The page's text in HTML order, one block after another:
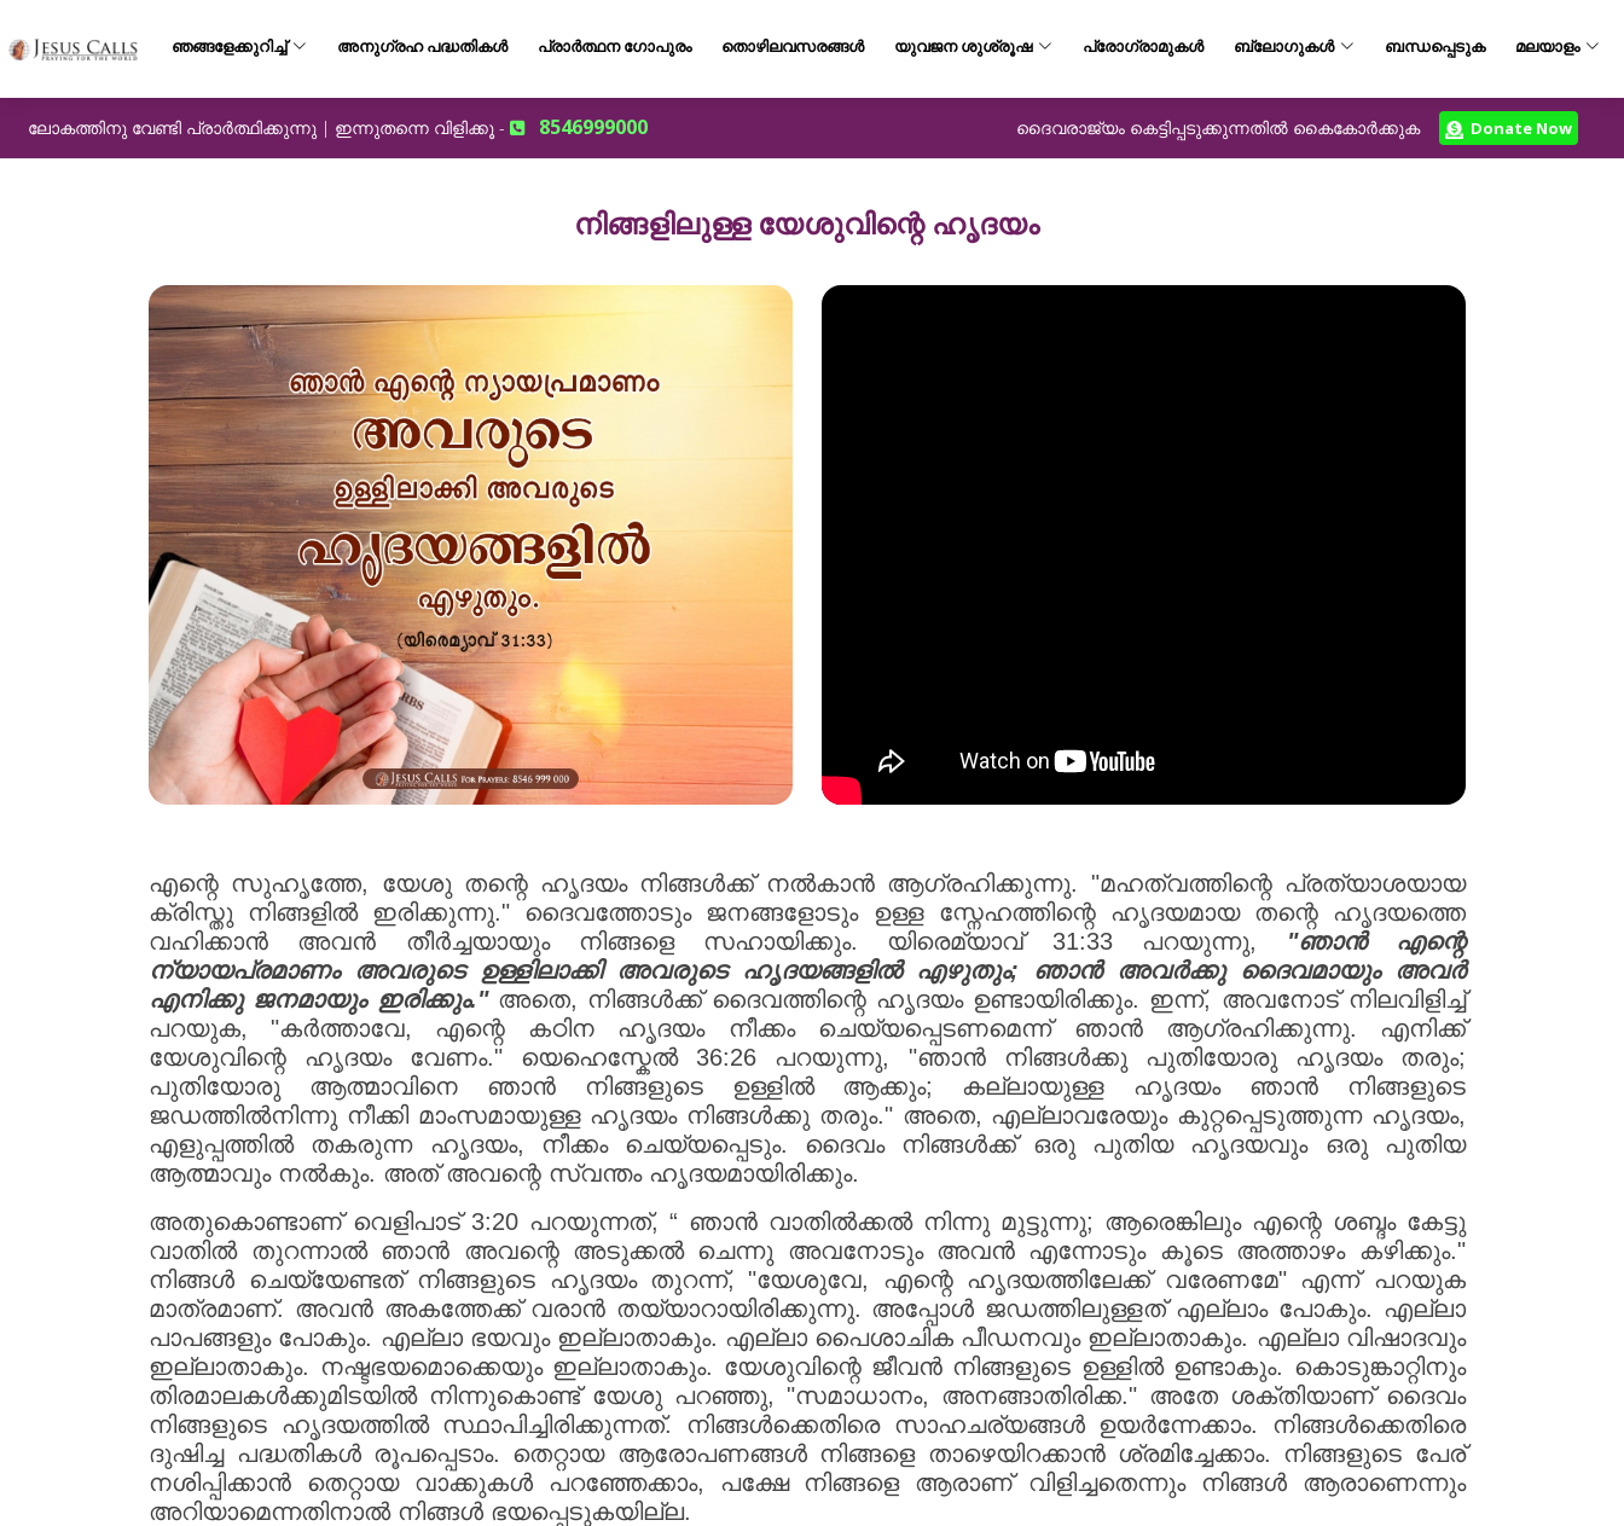
ഞങ്ങളേക്കുറിച്ച് അനുഗ്രഹ പദ്ധതികൾ പ്രാർത്ഥന ഗോപുരം തൊഴിലവസരങ്ങൾ യുവജന ശുശ്രൂഷ പ്രോഗ്രാമുകൾ ബ്ലോഗുകൾ ബന്ധപ്പെടുക മലയാളം
ലോകത്തിനു വേണ്ടി പ്രാർത്ഥിക്കുന്നു | ഇന്നുതന്നെ വിളിക്കൂ - 8546999000 ദൈവരാജ്യം കെട്ടിപ്പടുക്കുന്നതിൽ കൈകോർക്കുക Donate Now
നിങ്ങളിലുള്ള യേശുവിന്റെ ഹൃദയം
എന്റെ സുഹൃത്തേ, യേശു തന്റെ ഹൃദയം നിങ്ങൾക്ക് നൽകാൻ ആഗ്രഹിക്കുന്നു. "മഹത്വത്തിന്റെ പ്രത്യാശയായ
ക്രിസ്തു നിങ്ങളിൽ ഇരിക്കുന്നു." ദൈവത്തോടും ജനങ്ങളോടും ഉള്ള സ്നേഹത്തിന്റെ ഹൃദയമായ തന്റെ ഹൃദയത്തെ
വഹിക്കാൻ അവൻ തീർച്ചയായും നിങ്ങളെ സഹായിക്കും. യിരെമ്യാവ് 31:33 പറയുന്നു,
"ഞാൻ എന്റെ
ന്യായപ്രമാണം അവരുടെ ഉള്ളിലാക്കി അവരുടെ ഹൃദയങ്ങളിൽ എഴുതും; ഞാൻ അവർക്കു ദൈവമായും അവർ
എനിക്കു ജനമായും ഇരിക്കും."അതെ, നിങ്ങൾക്ക് ദൈവത്തിന്റെ ഹൃദയം ഉണ്ടായിരിക്കും. ഇന്ന്, അവനോട് നിലവിളിച്ച്
പറയുക, "കർത്താവേ, എന്റെ കഠിന ഹൃദയം നീക്കം ചെയ്യപ്പെടണമെന്ന് ഞാൻ ആഗ്രഹിക്കുന്നു. എനിക്ക്
യേശുവിന്റെ ഹൃദയം വേണം." യെഹെസ്കേൽ 36:26 പറയുന്നു, "ഞാൻ നിങ്ങൾക്കു പുതിയോരു ഹൃദയം തരും;
പുതിയോരു ആത്മാവിനെ ഞാൻ നിങ്ങളുടെ ഉള്ളിൽ ആക്കും; കല്ലായുള്ള ഹൃദയം ഞാൻ നിങ്ങളുടെ
ജഡത്തിൽനിന്നു നീക്കി മാംസമായുള്ള ഹൃദയം നിങ്ങൾക്കു തരും." അതെ, എല്ലാവരേയും കുറ്റപ്പെടുത്തുന്ന ഹൃദയം,
എളുപ്പത്തിൽ തകരുന്ന ഹൃദയം, നീക്കം ചെയ്യപ്പെടും. ദൈവം നിങ്ങൾക്ക് ഒരു പുതിയ ഹൃദയവും ഒരു പുതിയ
ആത്മാവും നൽകും. അത് അവന്റെ സ്വന്തം ഹൃദയമായിരിക്കും.
അതുകൊണ്ടാണ് വെളിപാട് 3:20 പറയുന്നത്, “ ഞാൻ വാതിൽക്കൽ നിന്നു മുട്ടുന്നു; ആരെങ്കിലും എന്റെ ശബ്ദം കേട്ടു
വാതിൽ തുറന്നാൽ ഞാൻ അവന്റെ അടുക്കൽ ചെന്നു അവനോടും അവൻ എന്നോടും കൂടെ അത്താഴം കഴിക്കും."
നിങ്ങൾ ചെയ്യേണ്ടത് നിങ്ങളുടെ ഹൃദയം തുറന്ന്, "യേശുവേ, എന്റെ ഹൃദയത്തിലേക്ക് വരേണമേ" എന്ന് പറയുക
മാത്രമാണ്. അവൻ അകത്തേക്ക് വരാൻ തയ്യാറായിരിക്കുന്നു. അപ്പോൾ ജഡത്തിലുള്ളത് എല്ലാം പോകും. എല്ലാ
പാപങ്ങളും പോകും. എല്ലാ ഭയവും ഇല്ലാതാകും. എല്ലാ പൈശാചിക പീഡനവും ഇല്ലാതാകും. എല്ലാ വിഷാദവും
ഇല്ലാതാകും. നഷ്ടഭയമൊക്കെയും ഇല്ലാതാകും. യേശുവിന്റെ ജീവൻ നിങ്ങളുടെ ഉള്ളിൽ ഉണ്ടാകും. കൊടുങ്കാറ്റിനും
തിരമാലകൾക്കുമിടയിൽ നിന്നുകൊണ്ട് യേശു പറഞ്ഞു, "സമാധാനം, അനങ്ങാതിരിക്ക." അതേ ശക്തിയാണ് ദൈവം
നിങ്ങളുടെ ഹൃദയത്തിൽ സ്ഥാപിച്ചിരിക്കുന്നത്. നിങ്ങൾക്കെതിരെ സാഹചര്യങ്ങൾ ഉയർന്നേക്കാം. നിങ്ങൾക്കെതിരെ
ദുഷിച്ച പദ്ധതികൾ രൂപപ്പെടാം. തെറ്റായ ആരോപണങ്ങൾ നിങ്ങളെ താഴെയിറക്കാൻ ശ്രമിച്ചേക്കാം. നിങ്ങളുടെ പേര്
നശിപ്പിക്കാൻ തെറ്റായ വാക്കുകൾ പറഞ്ഞേക്കാം, പക്ഷേ നിങ്ങളെ ആരാണ് വിളിച്ചതെന്നും നിങ്ങൾ ആരാണെന്നും
അറിയാമെന്നതിനാൽ നിങ്ങൾ ഭയപ്പെടുകയില്ല.